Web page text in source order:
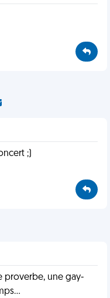
;)
proverbe, une gay-